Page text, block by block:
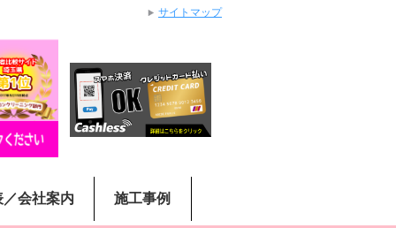
会社案内 施工事例
サイトマップ